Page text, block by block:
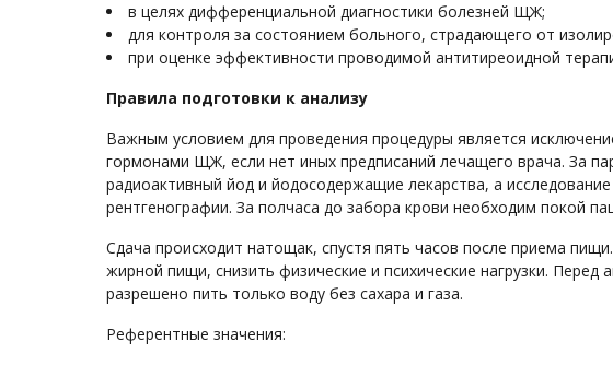
в целях дифференциальной диагностики болезней ЩЖ;
для контроля за состоянием больного, страдающего от
при оценке эффективности проводимой антитиреоидной
Правила подготовки к анализу
Важным условием для проведения процедуры является
гормонами ЩЖ, если нет иных предписаний лечащего врача. За
радиоактивный йод и йодосодержащие лекарства, а
рентгенографии. За полчаса до забора крови необходим покой
Сдача происходит натощак, спустя пять часов после приема
жирной пищи, снизить физические и психические нагрузки.
разрешено пить только воду без сахара и газа.
Референтные значения: